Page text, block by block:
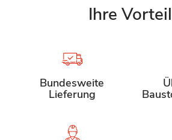
Ihre
Bundesweite
Lieferung